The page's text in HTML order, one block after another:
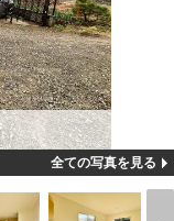
全ての写真を見る